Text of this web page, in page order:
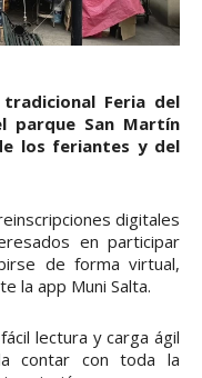
Feria del
parque San Martín
los feriantes y del
digitales
en participar
de forma virtual,
la app Muni Salta.
lectura y carga ágil
contar con toda la